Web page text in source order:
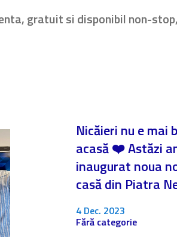
gratuit si disponibil non-
Nicăieri nu e mai
acasă ❤️ Astăzi
inaugurat noua
casă din Piatra
4 Dec. 2023
Fără categorie